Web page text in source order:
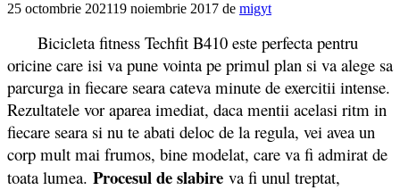
25 octombrie 202119 noiembrie 2017 de migyt
Bicicleta fitness Techfit B410 este perfecta pentru
oricine care isi va pune vointa pe primul plan si va alege sa
parcurga in fiecare seara cateva minute de exercitii intense.
Rezultatele vor aparea imediat, daca mentii acelasi ritm in
fiecare seara si nu te abati deloc de la regula, vei avea un
corp mult mai frumos, bine modelat, care va fi admirat de
toata lumea. Procesul de slabire va fi unul treptat,